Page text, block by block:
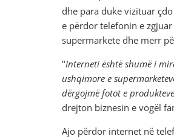
dhe para duke vizituar
e përdor telefonin e
supermarkete dhe merr
"Interneti është shumë i
ushqimore e
dërgojmë fotot e
drejton biznesin e vogël
Ajo përdor internet në